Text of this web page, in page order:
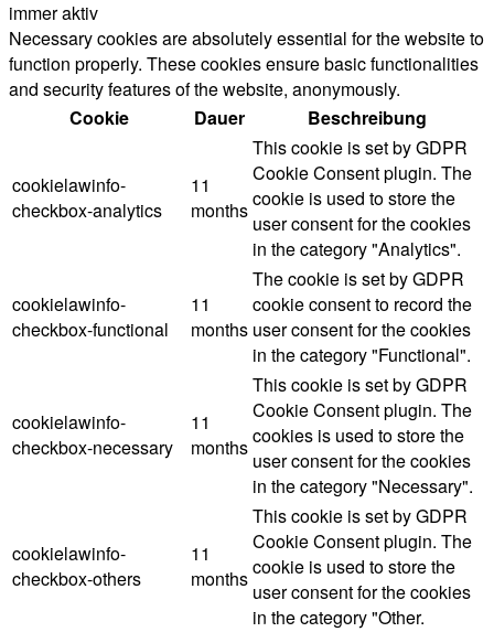
immer aktiv
Necessary cookies are absolutely essential for the website to
function properly. These cookies ensure basic functionalities
and security features of the website, anonymously.
Cookie
Dauer Beschreibung
cookielawinfo-
checkbox-analytics
11
months
This cookie is set by GDPR
Cookie Consent plugin. The
cookie is used to store the
user consent for the cookies
in the category "Analytics".
cookielawinfo-
checkbox-functional
11
months
The cookie is set by GDPR
cookie consent to record the
user consent for the cookies
in the category "Functional".
cookielawinfo-
checkbox-necessary
11
months
This cookie is set by GDPR
Cookie Consent plugin. The
cookies is used to store the
user consent for the cookies
in the category "Necessary".
cookielawinfo-
checkbox-others
11
months
This cookie is set by GDPR
Cookie Consent plugin. The
cookie is used to store the
user consent for the cookies
in the category "Other.